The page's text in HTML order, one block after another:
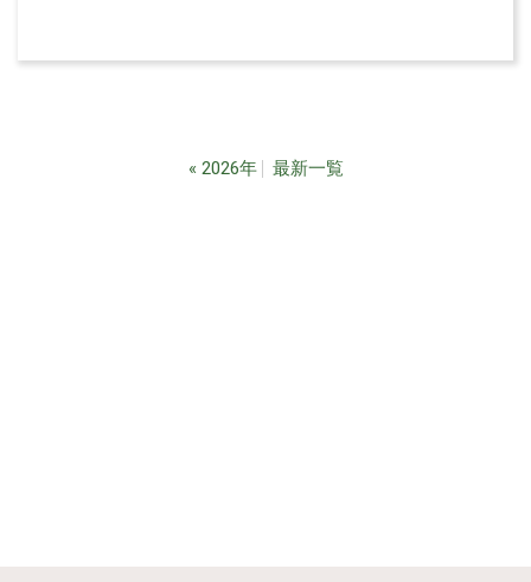
« 2026年 最新一覧